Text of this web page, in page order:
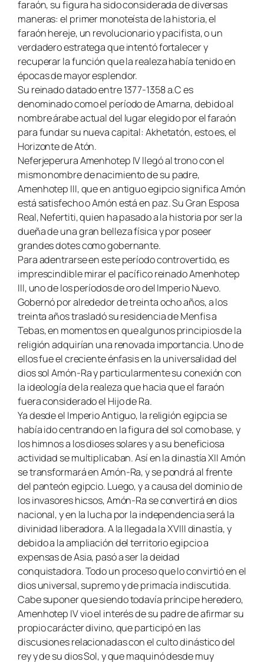
faraón, su figura ha sido considerada de diversas
maneras: el primer monoteísta de la historia, el
faraón hereje, un revolucionario y pacifista, o un
verdadero estratega que intentó fortalecer y
recuperar la función que la realeza había tenido en
épocas de mayor esplendor.
Su reinado datado entre 1377-1358 a.C es
denominado como el período de Amarna, debido al
nombre árabe actual del lugar elegido por el faraón
para fundar su nueva capital: Akhetatón, esto es, el
Horizonte de Atón.
Neferjeperura Amenhotep IV llegó al trono con el
mismo nombre de nacimiento de su padre,
Amenhotep III, que en antiguo egipcio significa Amón
está satisfecho o Amón está en paz. Su Gran Esposa
Real, Nefertiti, quien ha pasado a la historia por ser la
dueña de una gran belleza física y por poseer
grandes dotes como gobernante.
Para adentrarse en este período controvertido, es
imprescindible mirar el pacífico reinado Amenhotep
III, uno de los períodos de oro del Imperio Nuevo.
Gobernó por alrededor de treinta ocho años, a los
treinta años trasladó su residencia de Menfis a
Tebas, en momentos en que algunos principios de la
religión adquirían una renovada importancia. Uno de
ellos fue el creciente énfasis en la universalidad del
dios sol Amón-Ra y particularmente su conexión con
la ideología de la realeza que hacia que el faraón
fuera considerado el Hijo de Ra.
Ya desde el Imperio Antiguo, la religión egipcia se
había ido centrando en la figura del sol como base, y
los himnos a los dioses solares y a su beneficiosa
actividad se multiplicaban. Así en la dinastía XII Amón
se transformará en Amón-Ra, y se pondrá al frente
del panteón egipcio. Luego, y a causa del dominio de
los invasores hicsos, Amón-Ra se convertirá en dios
nacional, y en la lucha por la independencia será la
divinidad liberadora. A la llegada la XVIII dinastía, y
debido a la ampliación del territorio egipcio a
expensas de Asia, pasó a ser la deidad
conquistadora. Todo un proceso que lo convirtió en el
dios universal, supremo y de primacía indiscutida.
Cabe suponer que siendo todavía príncipe heredero,
Amenhotep IV vio el interés de su padre de afirmar su
propio carácter divino, que participó en las
discusiones relacionadas con el culto dinástico del
rey y de su dios Sol, y que maquinó desde muy